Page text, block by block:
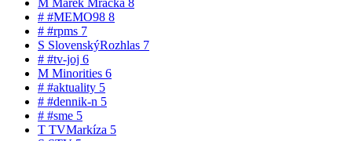
# #MEMO98 8
# #rpms 7
S SlovenskýRozhlas 7
# #tv-joj 6
M Minorities 6
# #aktuality 5
# #dennik-n 5
# #sme 5
T TVMarkíza 5